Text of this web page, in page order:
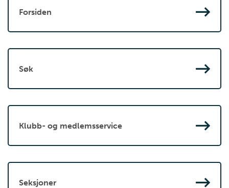
Forsiden
Søk
Klubb- og medlemsservice
Seksjoner